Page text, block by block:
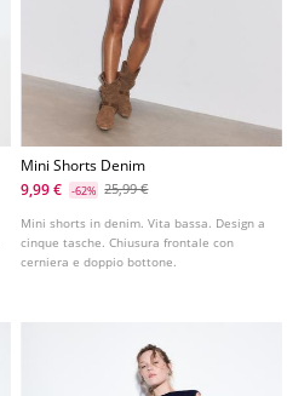
Mini Shorts Denim
9,99 €
-62% 25,99 €
Mini shorts in denim. Vita bassa. Design a
cinque tasche. Chiusura frontale con
cerniera e doppio bottone.